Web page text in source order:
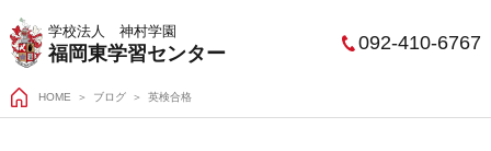
学校法人 神村学園
福岡東学習センター 092-410-6767
HOME ＞ ブログ 英検合格